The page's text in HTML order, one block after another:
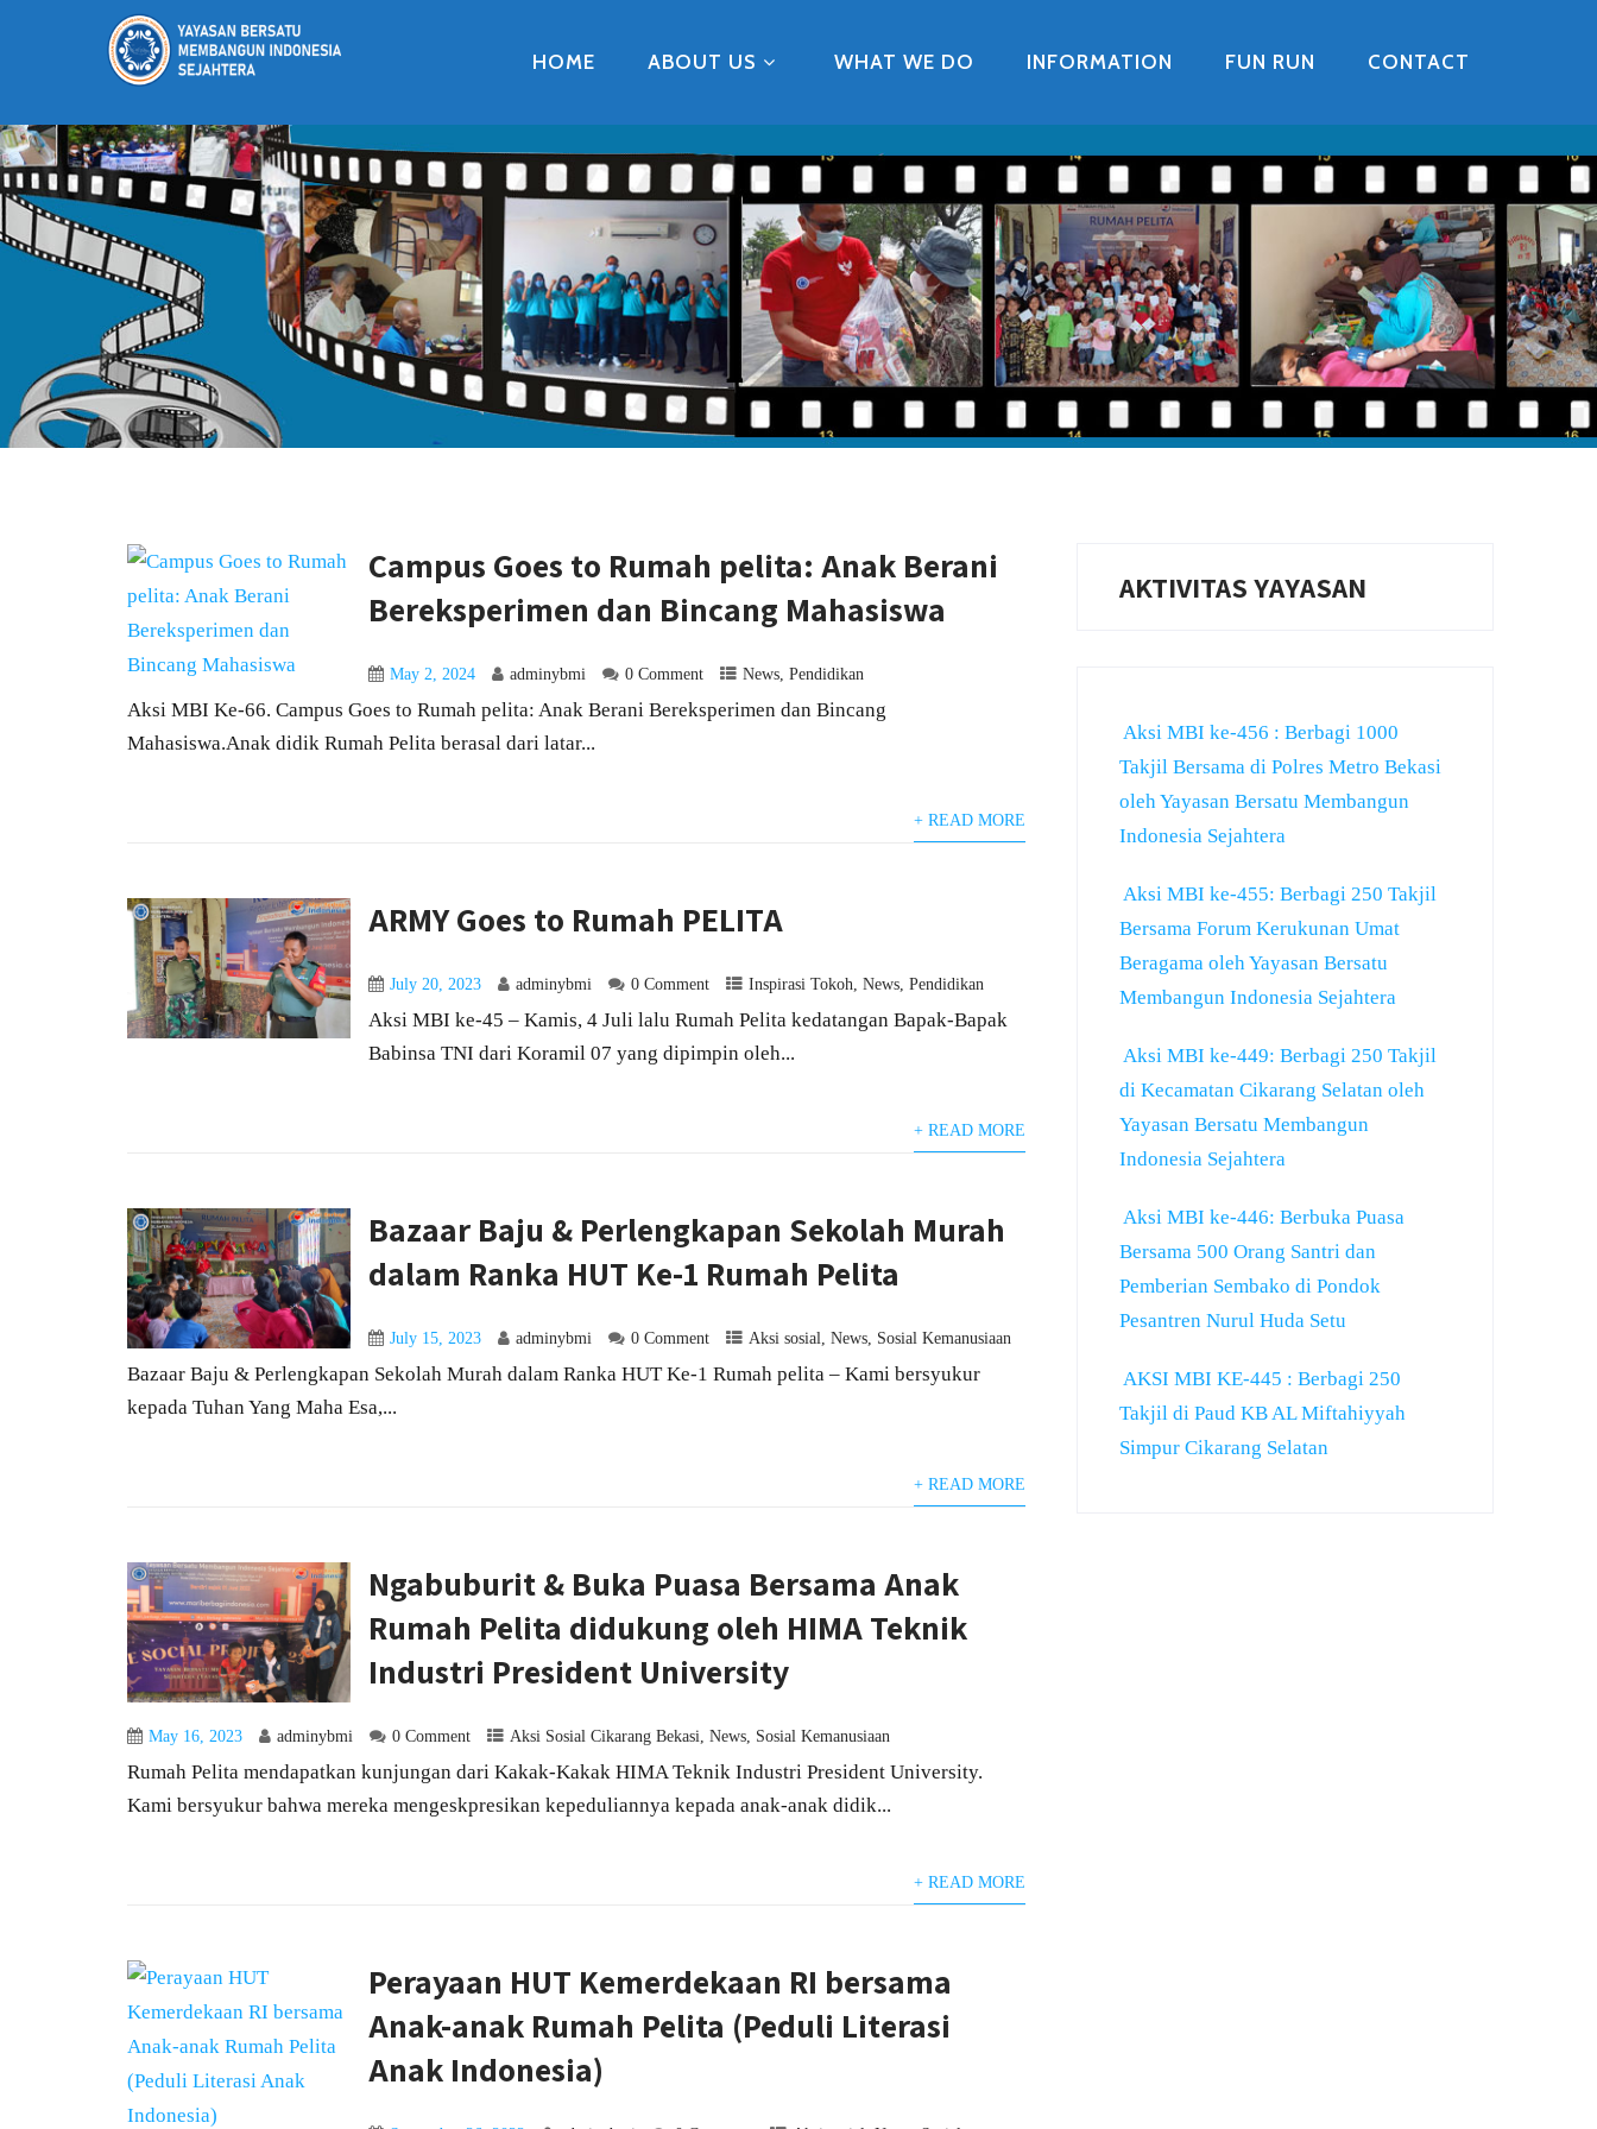
HOME ABOUT US WHAT WE DO INFORMATION FUN RUN CONTACT
Campus Goes to Rumah pelita: Anak Berani
Bereksperimen dan Bincang Mahasiswa
May 2, 2024 adminybmi 0 Comment News,Pendidikan
Aksi MBI Ke-66. Campus Goes to Rumah pelita: Anak Berani Bereksperimen dan Bincang
Mahasiswa.Anak didik Rumah Pelita berasal dari latar...
+ READ MORE
ARMY Goes to Rumah PELITA
July 20, 2023 adminybmi 0 Comment Inspirasi Tokoh,News,Pendidikan
Aksi MBI ke-45 – Kamis, 4 Juli lalu Rumah Pelita kedatangan Bapak-Bapak
Babinsa TNI dari Koramil 07 yang dipimpin oleh...
+ READ MORE
Bazaar Baju & Perlengkapan Sekolah Murah
dalam Ranka HUT Ke-1 Rumah Pelita
July 15, 2023 adminybmi 0 Comment Aksi sosial,News, Sosial Kemanusiaan
Bazaar Baju & Perlengkapan Sekolah Murah dalam Ranka HUT Ke-1 Rumah pelita – Kami bersyukur
kepada Tuhan Yang Maha Esa,...
+ READ MORE
Ngabuburit & Buka Puasa Bersama Anak
Rumah Pelita didukung oleh HIMA Teknik
Industri President University
May 16, 2023 adminybmi 0 Comment Aksi Sosial Cikarang Bekasi, News, Sosial Kemanusiaan
Rumah Pelita mendapatkan kunjungan dari Kakak-Kakak HIMA Teknik Industri President University.
Kami bersyukur bahwa mereka mengeskpresikan kepeduliannya kepada anak-anak didik...
+ READ MORE
Perayaan HUT Kemerdekaan RI bersama
Anak-anak Rumah Pelita (Peduli Literasi
Anak Indonesia)
AKTIVITAS YAYASAN
Aksi MBI ke-456 : Berbagi 1000
Takjil Bersama di Polres Metro Bekasi
oleh Yayasan Bersatu Membangun
Indonesia Sejahtera
Aksi MBI ke-455: Berbagi 250 Takjil
Bersama Forum Kerukunan Umat
Beragama oleh Yayasan Bersatu
Membangun Indonesia Sejahtera
Aksi MBI ke-449: Berbagi 250 Takjil
di Kecamatan Cikarang Selatan oleh
Yayasan Bersatu Membangun
Indonesia Sejahtera
Aksi MBI ke-446: Berbuka Puasa
Bersama 500 Orang Santri dan
Pemberian Sembako di Pondok
Pesantren Nurul Huda Setu
AKSI MBI KE-445 : Berbagi 250
Takjil di Paud KB AL Miftahiyyah
Simpur Cikarang Selatan